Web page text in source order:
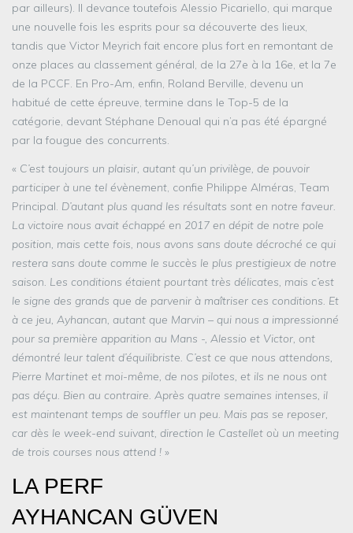
par ailleurs). Il devance toutefois Alessio Picariello, qui marque
une nouvelle fois les esprits pour sa découverte des lieux,
tandis que Victor Meyrich fait encore plus fort en remontant de
onze places au classement général, de la 27e à la 16e, et la 7e
de la PCCF. En Pro-Am, enfin, Roland Berville, devenu un
habitué de cette épreuve, termine dans le Top-5 de la
catégorie, devant Stéphane Denoual qui n’a pas été épargné
par la fougue des concurrents.
« C’est toujours un plaisir, autant qu’un privilège, de pouvoir
participer à une tel évènement, confie Philippe Alméras, Team
Principal. D’autant plus quand les résultats sont en notre faveur.
La victoire nous avait échappé en 2017 en dépit de notre pole
position, mais cette fois, nous avons sans doute décroché ce qui
restera sans doute comme le succès le plus prestigieux de notre
saison. Les conditions étaient pourtant très délicates, mais c’est
le signe des grands que de parvenir à maîtriser ces conditions. Et
à ce jeu, Ayhancan, autant que Marvin – qui nous a impressionné
pour sa première apparition au Mans -, Alessio et Victor, ont
démontré leur talent d’équilibriste. C’est ce que nous attendons,
Pierre Martinet et moi-même, de nos pilotes, et ils ne nous ont
pas déçu. Bien au contraire. Après quatre semaines intenses, il
est maintenant temps de souffler un peu. Mais pas se reposer,
car dès le week-end suivant, direction le Castellet où un meeting
de trois courses nous attend ! »
LA PERF
AYHANCAN GÜVEN